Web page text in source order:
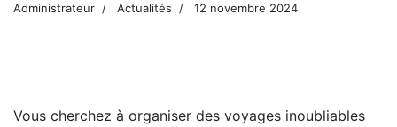
Administrateur Actualités 12 novembre 2024
Vous cherchez à organiser des voyages inoubliables